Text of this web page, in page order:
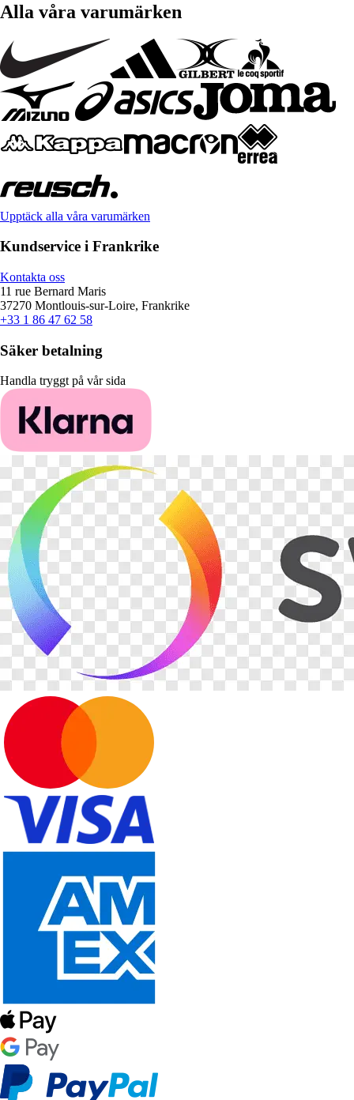
Alla våra varumärken
Upptäck alla våra varumärken
Kundservice i Frankrike
Kontakta oss
11 rue Bernard Maris
37270 Montlouis-sur-Loire, Frankrike
+33 1 86 47 62 58
Säker betalning
Handla tryggt på vår sida